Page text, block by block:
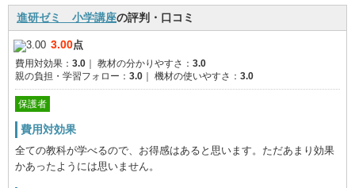
進研ゼミ 小学講座の評判・口コミ
3.00点
費用対効果： 3.0 教材の分かりやすさ： 3.0
親の負担・学習フォロー： 3.0 機材の使いやすさ： 3.0
保護者
費用対効果
全ての教科が学べるので、お得感はあると思います。ただあまり効果
かあったようには思いません。